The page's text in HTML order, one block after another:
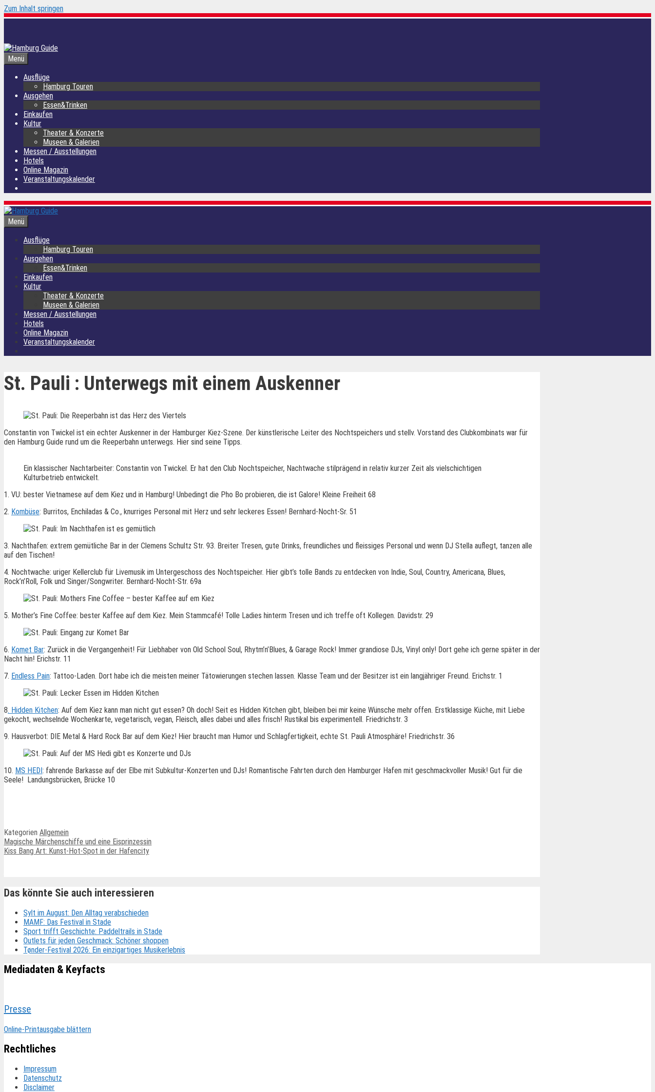
Zum Inhalt springen
Menü
Ausflüge
Hamburg Touren
Ausgehen
Essen&Trinken
Einkaufen
Kultur
Theater & Konzerte
Museen & Galerien
Messen / Ausstellungen
Hotels
Online Magazin
Veranstaltungskalender
Menü
Ausflüge
Hamburg Touren
Ausgehen
Essen&Trinken
Einkaufen
Kultur
Theater & Konzerte
Museen & Galerien
Messen / Ausstellungen
Hotels
Online Magazin
Veranstaltungskalender
St. Pauli : Unterwegs mit einem Auskenner
Constantin von Twickel ist ein echter Auskenner in der Hamburger Kiez-Szene. Der künstlerische Leiter des Nochtspeichers und stellv. Vorstand des Clubkombinats war für
den Hamburg Guide rund um die Reeperbahn unterwegs. Hier sind seine Tipps.
Ein klassischer Nachtarbeiter: Constantin von Twickel. Er hat den Club Nochtspeicher, Nachtwache stilprägend in relativ kurzer Zeit als vielschichtigen
Kulturbetrieb entwickelt.
1. VU: bester Vietnamese auf dem Kiez und in Hamburg! Unbedingt die Pho Bo probieren, die ist Galore! Kleine Freiheit 68
2. Kombüse: Burritos, Enchiladas & Co., knurriges Personal mit Herz und sehr leckeres Essen! Bernhard-Nocht-Sr. 51
3. Nachthafen: extrem gemütliche Bar in der Clemens Schultz Str. 93. Breiter Tresen, gute Drinks, freundliches und fleissiges Personal und wenn DJ Stella auflegt, tanzen alle
auf den Tischen!
4. Nochtwache: uriger Kellerclub für Livemusik im Untergeschoss des Nochtspeicher. Hier gibt’s tolle Bands zu entdecken von Indie, Soul, Country, Americana, Blues,
Rock’n’Roll, Folk und Singer/Songwriter. Bernhard-Nocht-Str. 69a
5. Mother’s Fine Coffee: bester Kaffee auf dem Kiez. Mein Stammcafé! Tolle Ladies hinterm Tresen und ich treffe oft Kollegen. Davidstr. 29
6. Komet Bar: Zurück in die Vergangenheit! Für Liebhaber von Old School Soul, Rhytm’n’Blues, & Garage Rock! Immer grandiose DJs, Vinyl only! Dort gehe ich gerne später in der
Nacht hin! Erichstr. 11
7. Endless Pain: Tattoo-Laden. Dort habe ich die meisten meiner Tätowierungen stechen lassen. Klasse Team und der Besitzer ist ein langjähriger Freund. Erichstr. 1
8. Hidden Kitchen: Auf dem Kiez kann man nicht gut essen? Oh doch! Seit es Hidden Kitchen gibt, bleiben bei mir keine Wünsche mehr offen. Erstklassige Küche, mit Liebe
gekocht, wechselnde Wochenkarte, vegetarisch, vegan, Fleisch, alles dabei und alles frisch! Rustikal bis experimentell. Friedrichstr. 3
9. Hausverbot: DIE Metal & Hard Rock Bar auf dem Kiez! Hier braucht man Humor und Schlagfertigkeit, echte St. Pauli Atmosphäre! Friedrichstr. 36
10. MS HEDI : fahrende Barkasse auf der Elbe mit Subkultur-Konzerten und DJs! Romantische Fahrten durch den Hamburger Hafen mit geschmackvoller Musik! Gut für die
Seele! Landungsbrücken, Brücke 10
Kategorien Allgemein
Magische Märchenschiffe und eine Eisprinzessin
Kiss Bang Art: Kunst-Hot-Spot in der Hafencity
Das könnte Sie auch interessieren
Sylt im August: Den Alltag verabschieden
MAMF: Das Festival in Stade
Sport trifft Geschichte: Paddeltrails in Stade
Outlets für jeden Geschmack: Schöner shoppen
Tønder-Festival 2026: Ein einzigartiges Musikerlebnis
Mediadaten & Keyfacts
Presse
Online-Printausgabe blättern
Rechtliches
Impressum
Datenschutz
Disclaimer